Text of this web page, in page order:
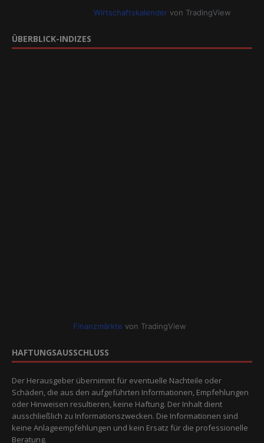
Wirtschaftskalendervon TradingView
ÜBERBLICK-INDIZES
Finanzmärkte von TradingView
HAFTUNGSAUSSCHLUSS
Der Herausgeber übernimmt für eventuelle Nachteile oder
Schäden, die aus den aufgeführten Informationen, Empfehlungen
oder Hinweisen resultieren, keine Haftung. Der Inhalt dient
ausschließlich zu Informationszwecken. Die Informationen sind
keine Anlageempfehlungen und kein Ersatz für die professionelle
Beratung.